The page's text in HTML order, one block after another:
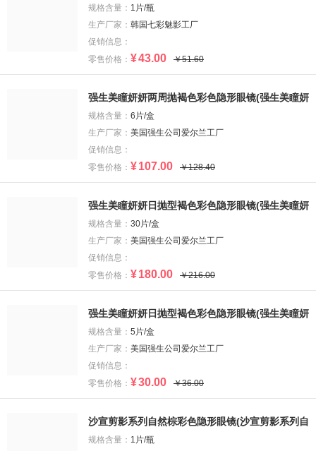
隐形眼镜)
规格含量： 1片/瓶
生产厂家： 韩国七彩魅影工厂
促销信息：
零售价格： ¥43.00 ￥51.60
强生美瞳妍妍两周抛褐色彩色隐形眼镜(强生美瞳妍
妍两周抛褐色彩色隐形眼镜)
规格含量： 6片/盒
生产厂家： 美国强生公司爱尔兰工厂
促销信息：
零售价格： ¥107.00 ￥128.40
强生美瞳妍妍日抛型褐色彩色隐形眼镜(强生美瞳妍
妍日抛型褐色彩色隐形眼镜)
规格含量： 30片/盒
生产厂家： 美国强生公司爱尔兰工厂
促销信息：
零售价格： ¥180.00 ￥216.00
强生美瞳妍妍日抛型褐色彩色隐形眼镜(强生美瞳妍
妍日抛型褐色彩色隐形眼镜)
规格含量： 5片/盒
生产厂家： 美国强生公司爱尔兰工厂
促销信息：
零售价格： ¥30.00 ￥36.00
沙宣剪影系列自然棕彩色隐形眼镜(沙宣剪影系列自
然棕彩色隐形眼镜)
规格含量： 1片/瓶